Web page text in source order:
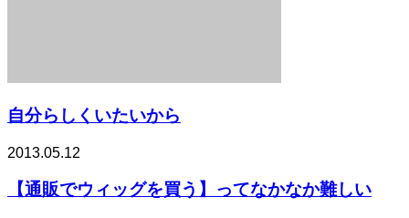
自分らしくいたいから
2013.05.12
【通販でウィッグを買う】ってなかなか難しい